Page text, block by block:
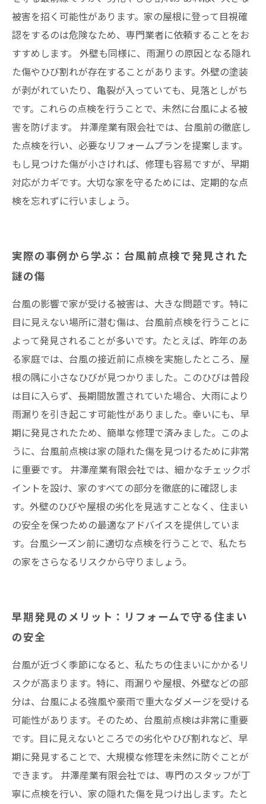
被害を招く可能性があります。家の屋根に登って目視確
認をするのは危険なため、専門業者に依頼することをお
すすめします。 外壁も同様に、雨漏りの原因となる隠れ
た傷やひび割れが存在することがあります。外壁の塗装
が剥がれていたり、亀裂が入っていても、見落としがち
です。これらの点検を行うことで、未然に台風による被
害を防げます。 井澤産業有限会社では、台風前の徹底し
た点検を行い、必要なリフォームプランを提案します。
もし見つけた傷が小さければ、修理も容易ですが、早期
対応がカギです。大切な家を守るためには、定期的な点
検を忘れずに行いましょう。
実際の事例から学ぶ：台風前点検で発見された
謎の傷
台風の影響で家が受ける被害は、大きな問題です。特に
目に見えない場所に潜む傷は、台風前点検を行うことに
よって発見されることが多いです。たとえば、昨年のあ
る家庭では、台風の接近前に点検を実施したところ、屋
根の隅に小さなひびが見つかりました。このひびは普段
は目に入らず、長期間放置されていた場合、大雨により
雨漏りを引き起こす可能性がありました。幸いにも、早
期に発見されたため、簡単な修理で済みました。このよ
うに、台風前点検は家の隠れた傷を見つけるために非常
に重要です。 井澤産業有限会社では、細かなチェックポ
イントを設け、家のすべての部分を徹底的に確認しま
す。外壁のひびや屋根の劣化を見逃すことなく、住まい
の安全を保つための最適なアドバイスを提供していま
す。台風シーズン前に適切な点検を行うことで、私たち
の家をさらなるリスクから守りましょう。
早期発見のメリット：リフォームで守る住まい
の安全
台風が近づく季節になると、私たちの住まいにかかるリ
スクが高まります。特に、雨漏りや屋根、外壁などの部
分は、台風による強風や豪雨で重大なダメージを受ける
可能性があります。そのため、台風前点検は非常に重要
です。目に見えないところでの劣化やひび割れなど、早
期に発見することで、大規模な修理を未然に防ぐことが
できます。 井澤産業有限会社では、専門のスタッフが丁
寧に点検を行い、家の隠れた傷を見つけ出します。たと